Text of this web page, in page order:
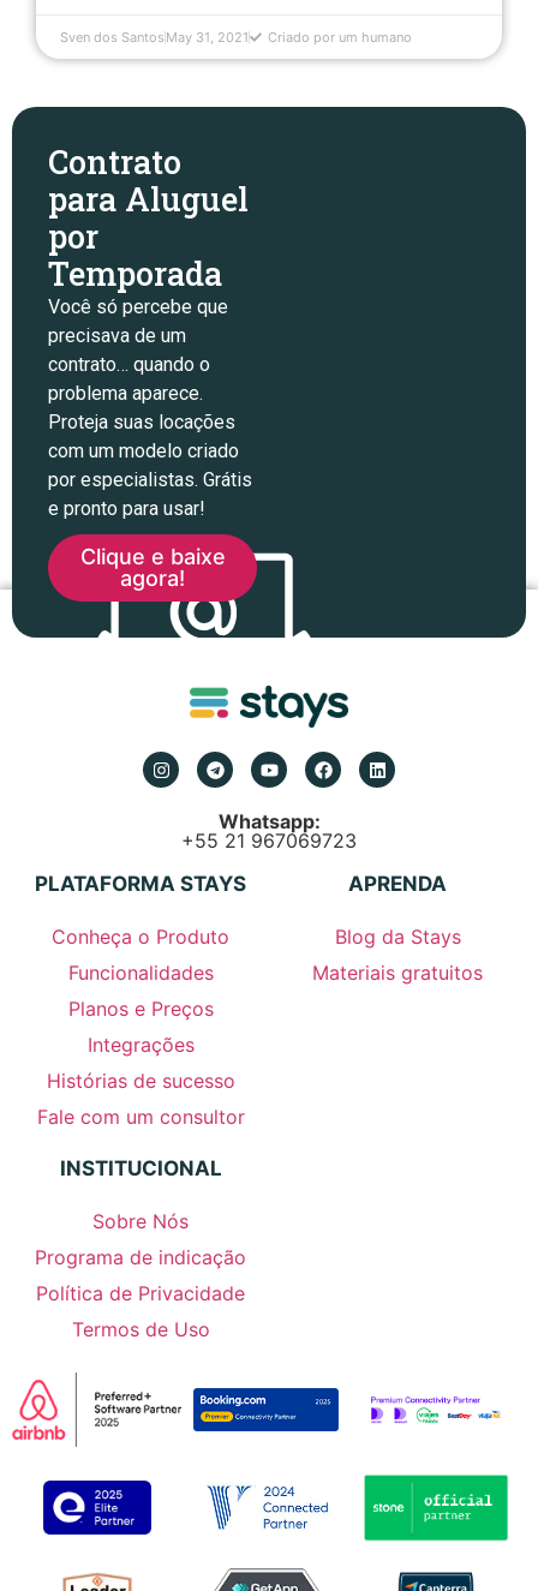
Sven dos Santos May 31, 2021 Criado por um humano
Contrato
para Aluguel
por
Temporada
Você só percebe que
precisava de um
contrato… quando o
problema aparece.
Proteja suas locações
com um modelo criado
por especialistas. Grátis
e pronto para usar!
Clique e baixe
agora!
Whatsapp:
+55 21 967069723
PLATAFORMA STAYS
Conheça o Produto
Funcionalidades
Planos e Preços
Integrações
Histórias de sucesso
Fale com um consultor
APRENDA
Blog da Stays
Materiais gratuitos
INSTITUCIONAL
Sobre Nós
Programa de indicação
Política de Privacidade
Termos de Uso